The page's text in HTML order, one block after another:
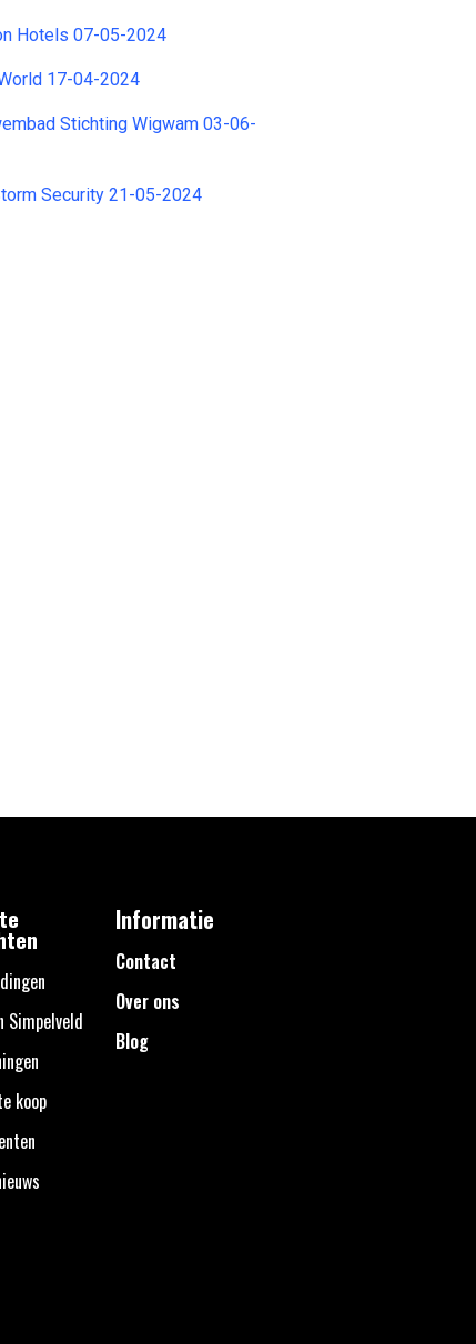
Hotels 07-05-2024
17-04-2024
Stichting Wigwam 03-06-
Security 21-05-2024
Simpelveld
koop
Informatie
Contact
Over ons
Blog